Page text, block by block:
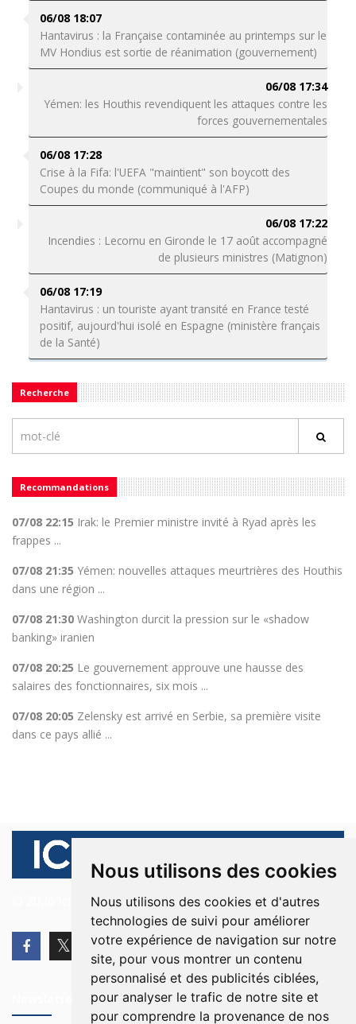
Nous utilisons des cookies
Nous utilisons des cookies et d'autres
technologies de suivi pour améliorer
votre expérience de navigation sur notre
site, pour vous montrer un contenu
personnalisé et des publicités ciblées,
pour analyser le trafic de notre site et
pour comprendre la provenance de nos
06/08 18:07
Hantavirus : la Française contaminée au printemps sur le
MV Hondius est sortie de réanimation (gouvernement)
06/08 17:34
Yémen: les Houthis revendiquent les attaques contre les
forces gouvernementales
06/08 17:28
Crise à la Fifa: l'UEFA "maintient" son boycott des
Coupes du monde (communiqué à l'AFP)
06/08 17:22
Incendies : Lecornu en Gironde le 17 août accompagné
de plusieurs ministres (Matignon)
06/08 17:19
Hantavirus : un touriste ayant transité en France testé
positif, aujourd'hui isolé en Espagne (ministère français
de la Santé)
Recherche
Recommandations
07/08 22:15 Irak: le Premier ministre invité à Ryad après les
frappes ...
07/08 21:35 Yémen: nouvelles attaques meurtrières des Houthis
dans une région ...
07/08 21:30 Washington durcit la pression sur le «shadow
banking» iranien
07/08 20:25 Le gouvernement approuve une hausse des
salaires des fonctionnaires, six mois ...
07/08 20:05 Zelensky est arrivé en Serbie, sa première visite
dans ce pays allié ...
© 2026 Ici Beyrouth. Tous les droits sont réservés.